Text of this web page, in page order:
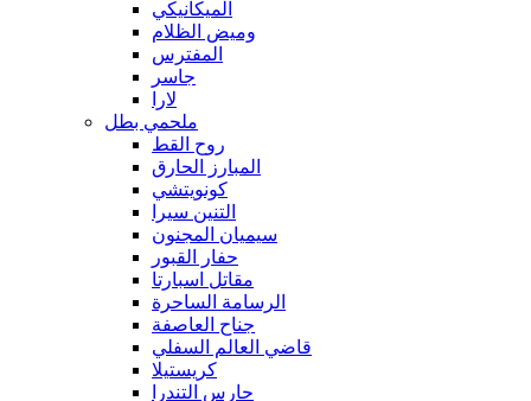
الميكانيكي
وميض الظلام
المفترس
جاسر
لارا
ملحمي بطل
روح القط
المبارز الحارق
كونويتشي
التنين سيرا
سيميان المجنون
حفار القبور
مقاتل اسبارتا
الرسامة الساحرة
جناح العاصفة
قاضي العالم السفلي
كريستيلا
حارس التندرا